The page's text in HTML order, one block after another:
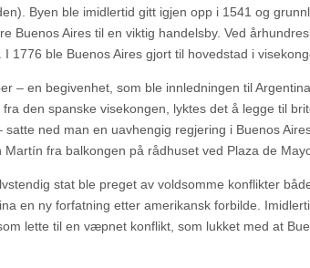
Byen ble imidlertid gitt igjen opp i 1541 og
Buenos Aires til en viktig handelsby. Ved
1776 ble Buenos Aires gjort til hovedstad i
– en begivenhet, som ble innledningen til
den spanske visekongen, lyktes det å legge til
ned man en uavhengig regjering i Buenos
fra balkongen på rådhuset ved Plaza de
stat ble preget av voldsomme konflikter
en ny forfatning etter amerikansk forbilde.
lette til en væpnet konflikt, som lukket med at